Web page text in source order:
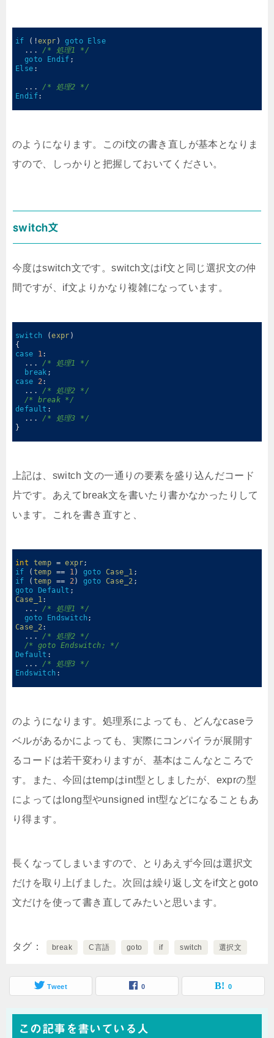
if ( !expr ) goto Else
. . .
/* 処理1 */
goto
Endif ;
Else :
. . .
/* 処理2 */
Endif:
のようになります。このif文の書き直しが基本となりま
すので、しっかりと把握しておいてください。
switch文
今度はswitch文です。switch文はif文と同じ選択文の仲
間ですが、if文よりかなり複雑になっています。
switch (expr )
{
case
1:
. . .
/* 処理1 */
break ;
case 2:
. . .
/* 処理2 */
/* break */
default :
. . .
/* 処理3 */
}
上記は、switch 文の一通りの要素を盛り込んだコード
片です。あえてbreak文を書いたり書かなかったりして
います。これを書き直すと、
int temp = expr;
if
( temp == 1) goto Case_1 ;
if
( temp == 2) goto Case_2 ;
goto Default ;
Case_1:
. . .
/* 処理1 */
goto
Endswitch ;
Case_2:
. . .
/* 処理2 */
/* goto Endswitch; */
Default :
. . .
/* 処理3 */
Endswitch :
のようになります。処理系によっても、どんなcaseラ
ベルがあるかによっても、実際にコンパイラが展開す
るコードは若干変わりますが、基本はこんなところで
す。また、今回はtempはint型としましたが、exprの型
によってはlong型やunsigned int型などになることもあ
り得ます。
長くなってしまいますので、とりあえず今回は選択文
だけを取り上げました。次回は繰り返し文をif文とgoto
文だけを使って書き直してみたいと思います。
タグ break C言語 goto if switch 選択文
Tweet 0 0
この記事を書いている人